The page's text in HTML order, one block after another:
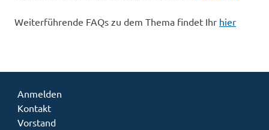
Weiterführende FAQs zu dem Thema findet Ihr hier
Anmelden
Kontakt
Vorstand